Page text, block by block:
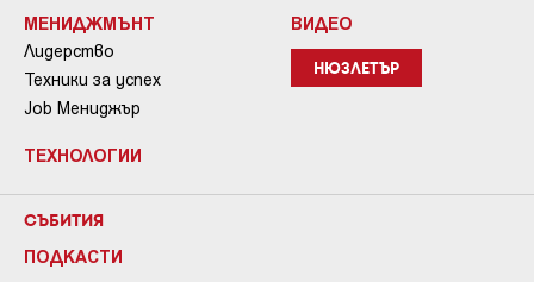
МЕНИДЖМЪНТ
Лидерство
Техники за успех
Job Мениджър
ТЕХНОЛОГИИ
ВИДЕО
НЮЗЛЕТЪР
СЪБИТИЯ
ПОДКАСТИ